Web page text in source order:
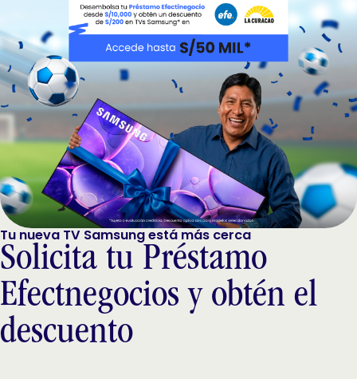
Tu nueva TV Samsung está más cerca
Solicita tu Préstamo
Efectnegocios y obtén el
descuento